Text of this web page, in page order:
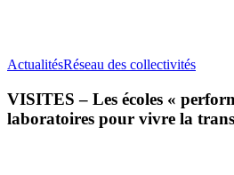
ActualitésRéseau des collectivités
Les
écoles
«
VISITES – Les écoles «
laboratoires pour vivre la